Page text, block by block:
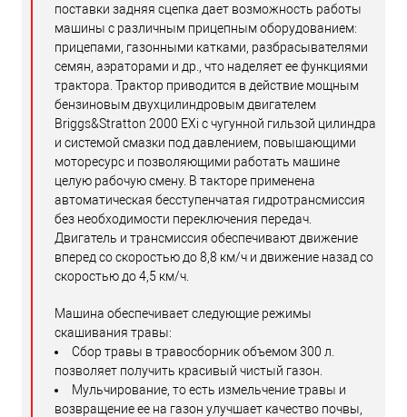
поставки задняя сцепка дает возможность работы
машины с различным прицепным оборудованием:
прицепами, газонными катками, разбрасывателями
семян, аэраторами и др., что наделяет ее функциями
трактора. Трактор приводится в действие мощным
бензиновым двухцилиндровым двигателем
Briggs&Stratton 2000 EXi с чугунной гильзой цилиндра
и системой смазки под давлением, повышающими
моторесурс и позволяющими работать машине
целую рабочую смену. В такторе применена
автоматическая бесступенчатая гидротрансмиссия
без необходимости переключения передач.
Двигатель и трансмиссия обеспечивают движение
вперед со скоростью до 8,8 км/ч и движение назад со
скоростью до 4,5 км/ч.
Машина обеспечивает следующие режимы
скашивания травы:
Сбор травы в травосборник объемом 300 л.
позволяет получить красивый чистый газон.
Мульчирование, то есть измельчение травы и
возвращение ее на газон улучшает качество почвы,